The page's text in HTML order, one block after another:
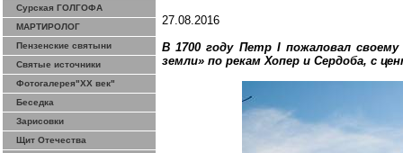
Сурская ГОЛГОФА
МАРТИРОЛОГ
Пензенские святыни
Святые источники
Фотогалерея"ХХ век"
Беседка
Зарисовки
Щит Отечества
27.08.2016
В 1700 году Петр I пожаловал
земли» по рекам Хопер и Сердоба, с